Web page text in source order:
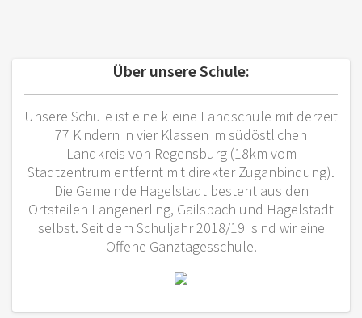
Über unsere Schule:
Unsere Schule ist eine kleine Landschule mit derzeit
77 Kindern in vier Klassen im südöstlichen
Landkreis von Regensburg (18km vom
Stadtzentrum entfernt mit direkter Zuganbindung).
Die Gemeinde Hagelstadt besteht aus den
Ortsteilen Langenerling, Gailsbach und Hagelstadt
selbst. Seit dem Schuljahr 2018/19 sind wir eine
Offene Ganztagesschule.